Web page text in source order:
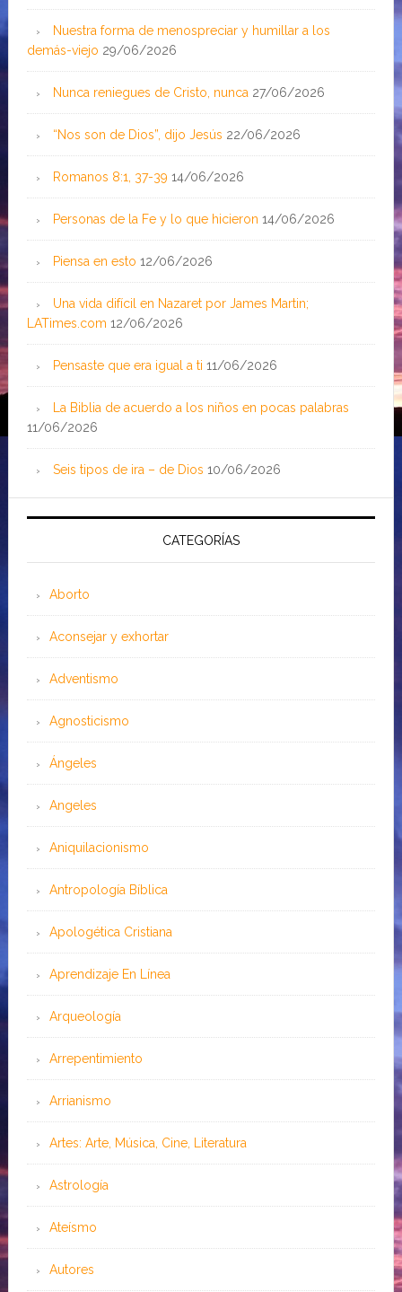
Nuestra forma de menospreciar y humillar a los
demás-viejo 29/06/2026
Nunca reniegues de Cristo, nunca 27/06/2026
“Nos son de Dios”, dijo Jesús 22/06/2026
Romanos 8:1, 37-39 14/06/2026
Personas de la Fe y lo que hicieron 14/06/2026
Piensa en esto 12/06/2026
Una vida difícil en Nazaret por James Martin;
LATimes.com 12/06/2026
Pensaste que era igual a ti 11/06/2026
La Biblia de acuerdo a los niños en pocas palabras
11/06/2026
Seis tipos de ira – de Dios 10/06/2026
CATEGORÍAS
Aborto
Aconsejar y exhortar
Adventismo
Agnosticismo
Ángeles
Angeles
Aniquilacionismo
Antropología Bíblica
Apologética Cristiana
Aprendizaje En Línea
Arqueología
Arrepentimiento
Arrianismo
Artes: Arte, Música, Cine, Literatura
Astrología
Ateísmo
Autores